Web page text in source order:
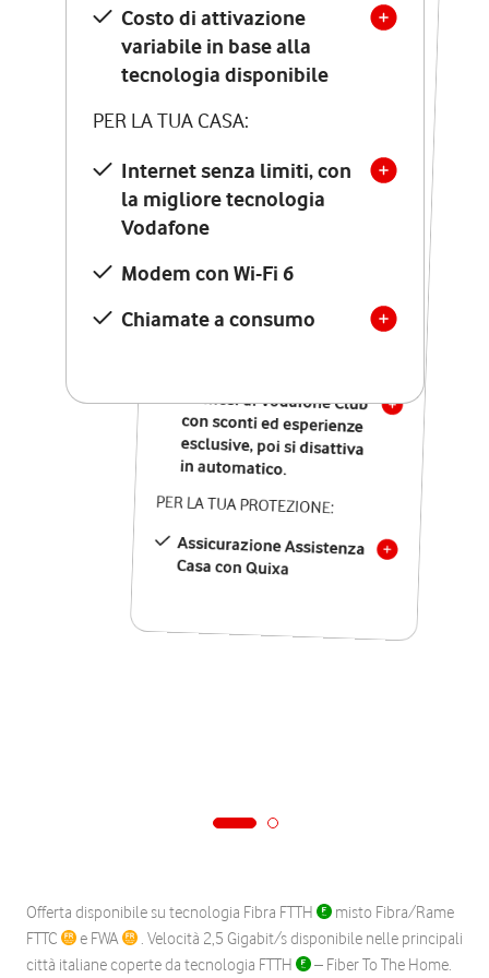
Costo di attivazione
variabile in base alla
tecnologia disponibile
PER LA TUA CASA:
Internet senza limiti, con
la migliore tecnologia
Vodafone
Modem con Wi-Fi 6
Chiamate a consumo
Costo di attivazione
variabile in base alla
tecnologia disponibile
PER LA TUA CASA:
Internet senza limiti, con
la migliore tecnologia
Vodafone
Modem Seven con Wi-Fi 7
Chiamate illimitate verso
numeri fissi e mobili
nazionali
12 mesi di Vodafone Club
con sconti ed esperienze
esclusive, poi si disattiva
in automatico.
PER LA TUA PROTEZIONE:
Assicurazione Assistenza
Casa con Quixa
Offerta disponibile su tecnologia Fibra FTTH
misto Fibra/Rame
FTTC
e FWA
. Velocità 2,5 Gigabit/s disponibile nelle principali
città italiane coperte da tecnologia FTTH
– Fiber To The Home.